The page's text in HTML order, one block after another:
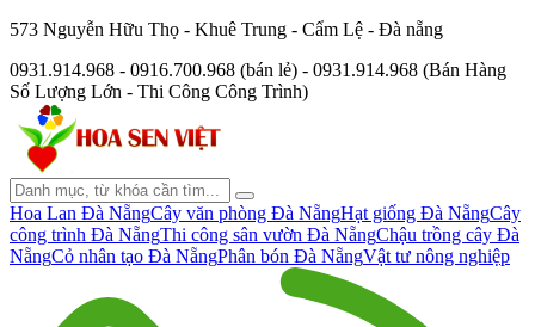
573 Nguyễn Hữu Thọ - Khuê Trung - Cẩm Lệ - Đà nẵng
0931.914.968 - 0916.700.968 (bán lẻ) - 0931.914.968 (Bán Hàng
Số Lượng Lớn - Thi Công Công Trình)
Hoa Lan Đà NẵngCây văn phòng Đà NẵngHạt giống Đà NẵngCây
công trình Đà NẵngThi công sân vườn Đà NẵngChậu trồng cây Đà
NẵngCỏ nhân tạo Đà NẵngPhân bón Đà NẵngVật tư nông nghiệp